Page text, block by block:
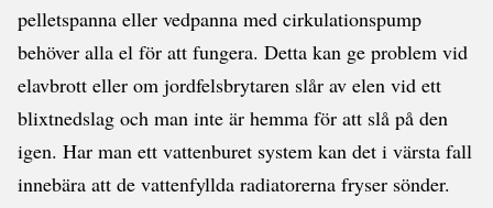
pelletspanna eller vedpanna med cirkulationspump
behöver alla el för att fungera. Detta kan ge problem vid
elavbrott eller om jordfelsbrytaren slår av elen vid ett
blixtnedslag och man inte är hemma för att slå på den
igen. Har man ett vattenburet system kan det i värsta fall
innebära att de vattenfyllda radiatorerna fryser sönder.